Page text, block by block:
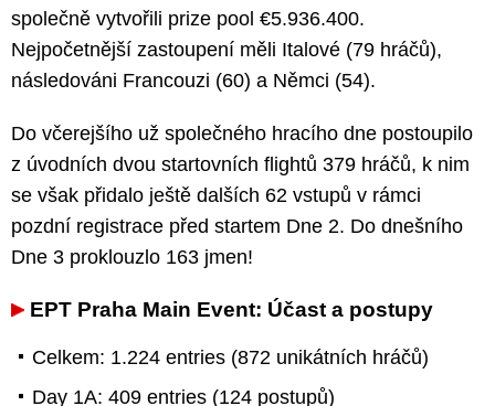
společně vytvořili prize pool €5.936.400.
Nejpočetnější zastoupení měli Italové (79 hráčů),
následováni Francouzi (60) a Němci (54).
Do včerejšího už společného hracího dne postoupilo
z úvodních dvou startovních flightů 379 hráčů, k nim
se však přidalo ještě dalších 62 vstupů v rámci
pozdní registrace před startem Dne 2. Do dnešního
Dne 3 proklouzlo 163 jmen!
EPT Praha Main Event: Účast a postupy
Celkem: 1.224 entries (872 unikátních hráčů)
Day 1A: 409 entries (124 postupů)